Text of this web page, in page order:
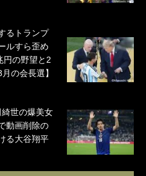
るトランプ
ルすら歪め
円の野望と2
の会長選】
綺世の爆美女
動画削除の
る大谷翔平